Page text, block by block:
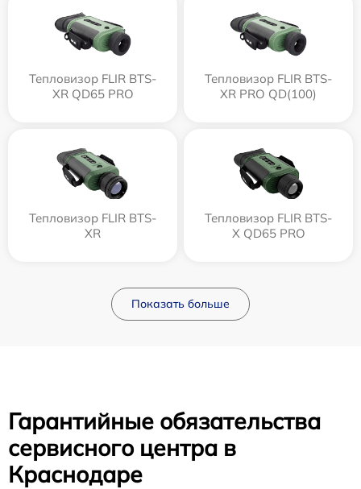
Тепловизор FLIR BTS-
XR QD65 PRO
Тепловизор FLIR BTS-
XR PRO QD(100)
Тепловизор FLIR BTS-
XR
Тепловизор FLIR BTS-
X QD65 PRO
Показать больше
Гарантийные обязательства
сервисного центра в
Краснодаре